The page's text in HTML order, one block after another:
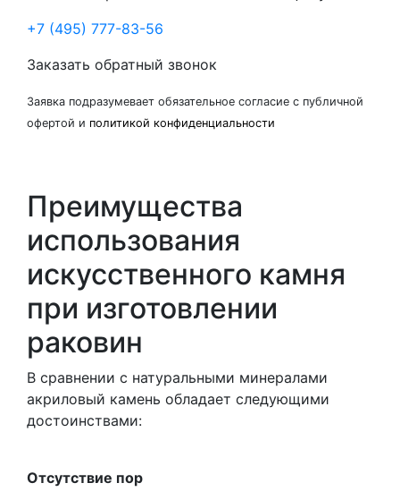
+7 (495) 777-83-56
Заказать обратный звонок
Заявка подразумевает обязательное согласие с публичной
офертой и политикой конфиденциальности
Преимущества
использования
искусственного камня
при изготовлении
раковин
В сравнении с натуральными минералами
акриловый камень обладает следующими
достоинствами:
Отсутствие пор